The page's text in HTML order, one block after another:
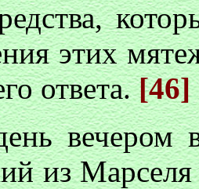
этих
ответа.[46]
вечером
из